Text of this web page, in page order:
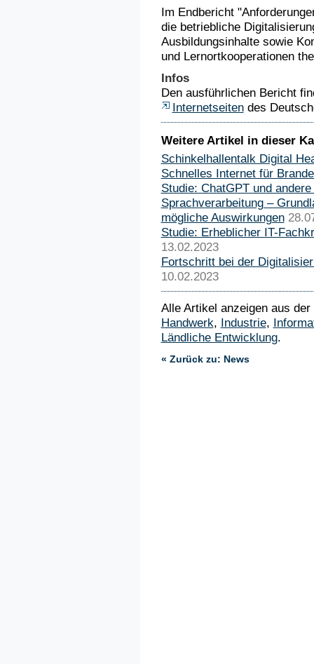
Im Endbericht
die betriebliche
Ausbildungsinhalte sowie
und Lernortkooperationen
Infos
Den ausführlichen Bericht
Internetseitendes
Weitere Artikel in dieser
Schinkelhallentalk Digital
Schnelles Internet für
Studie: ChatGPT und
Sprachverarbeitung –
mögliche Auswirkungen
Studie: Erheblicher IT-
13.02.2023
Fortschritt bei der
10.02.2023
Alle Artikel anzeigen aus
Handwerk, Industrie,
Ländliche Entwicklung.
« Zurück zu: News